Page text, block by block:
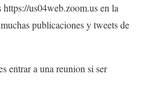
us04web.zoom.us en la
publicaciones y tweets de
entrar a una reunion si ser